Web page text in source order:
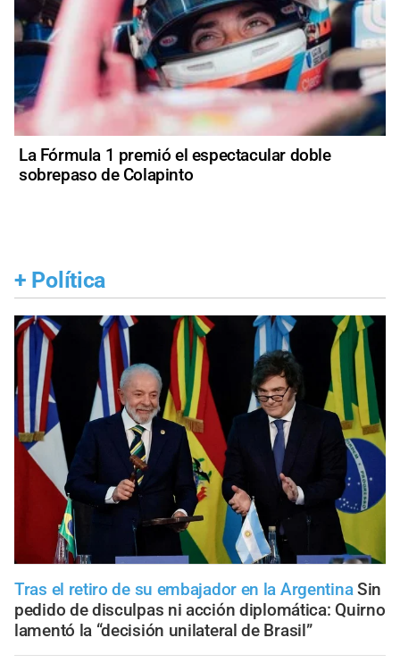
La Fórmula 1 premió el espectacular doble
sobrepaso de Colapinto
+ Política
Tras el retiro de su embajador en la Argentina Sin
pedido de disculpas ni acción diplomática: Quirno
lamentó la “decisión unilateral de Brasil”